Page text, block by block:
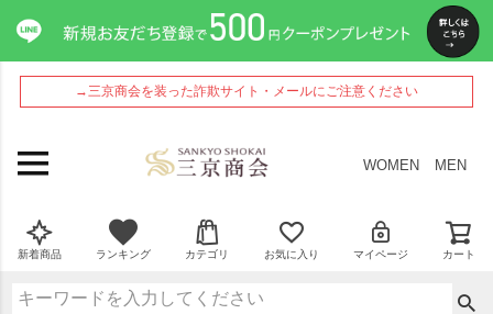
→三京商会を装った詐欺サイト・メールにご注意ください
WOMEN MEN
新着商品 ランキング カテゴリ お気に入り マイページ カート